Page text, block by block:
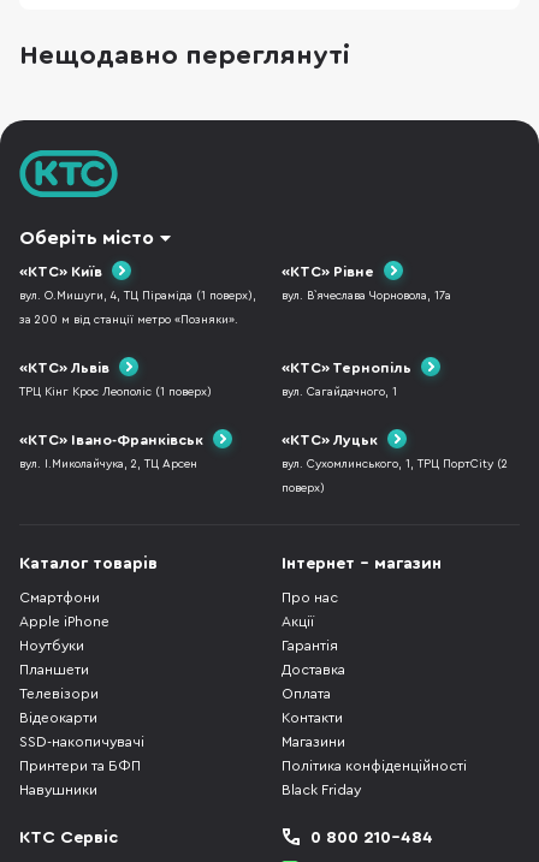
Офіційні верифіковані акаунти в Twitter
отримають відмітку Official Apple планує
Нещодавно переглянуті
Оберіть місто
«КТС» Київ
вул. О.Мишуги, 4, ТЦ Піраміда (1 поверх),
за 200 м від станції метро «Позняки».
«КТС» Рівне
вул. В`ячеслава Чорновола, 17а
«КТС» Львів
ТРЦ Кінг Крос Леополіс (1 поверх)
«КТС» Тернопіль
вул. Сагайдачного, 1
«КТС» Івано-Франківськ
вул. І.Миколайчука, 2, ТЦ Арсен
«КТС» Луцьк
вул. Сухомлинського, 1, ТРЦ ПортCity (2
поверх)
Каталог товарів
Смартфони
Apple iPhone
Ноутбуки
Планшети
Телевізори
Відеокарти
SSD-накопичувачі
Принтери та БФП
Навушники
Інтернет - магазин
Про нас
Акції
Гарантія
Доставка
Оплата
Контакти
Магазини
Політика конфіденційності
Black Friday
КТС Сервіс
0 800 210-484